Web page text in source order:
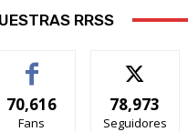
RRSS
70,616
Fans
78,973
Seguidores